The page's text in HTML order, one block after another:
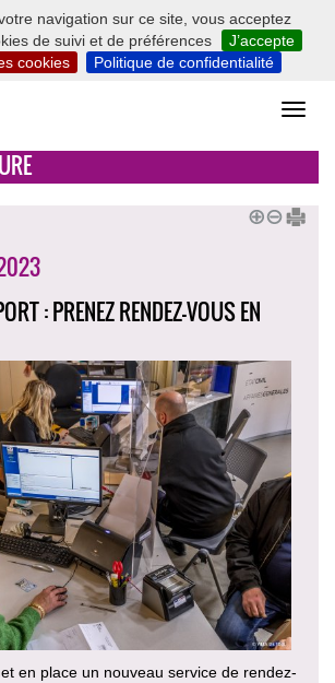
navigation sur ce site, vous acceptez
de suivi et de préférences
J’accepte
cookies
Politique de confidentialité
: PRENEZ RENDEZ-VOUS EN
en place un nouveau service de rendez-